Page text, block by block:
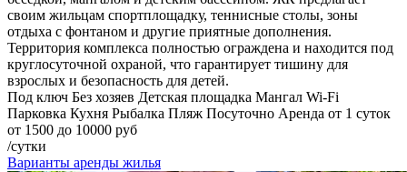
своим жильцам спортплощадку, теннисные столы, зоны
отдыха с фонтаном и другие приятные дополнения.
Территория комплекса полностью ограждена и находится под
круглосуточной охраной, что гарантирует тишину для
взрослых и безопасность для детей.
Под ключ Без хозяев Детская площадка Мангал Wi-Fi
Парковка Кухня Рыбалка Пляж Посуточно Аренда от 1 суток
от 1500 до 10000 руб
/сутки
Варианты аренды жилья